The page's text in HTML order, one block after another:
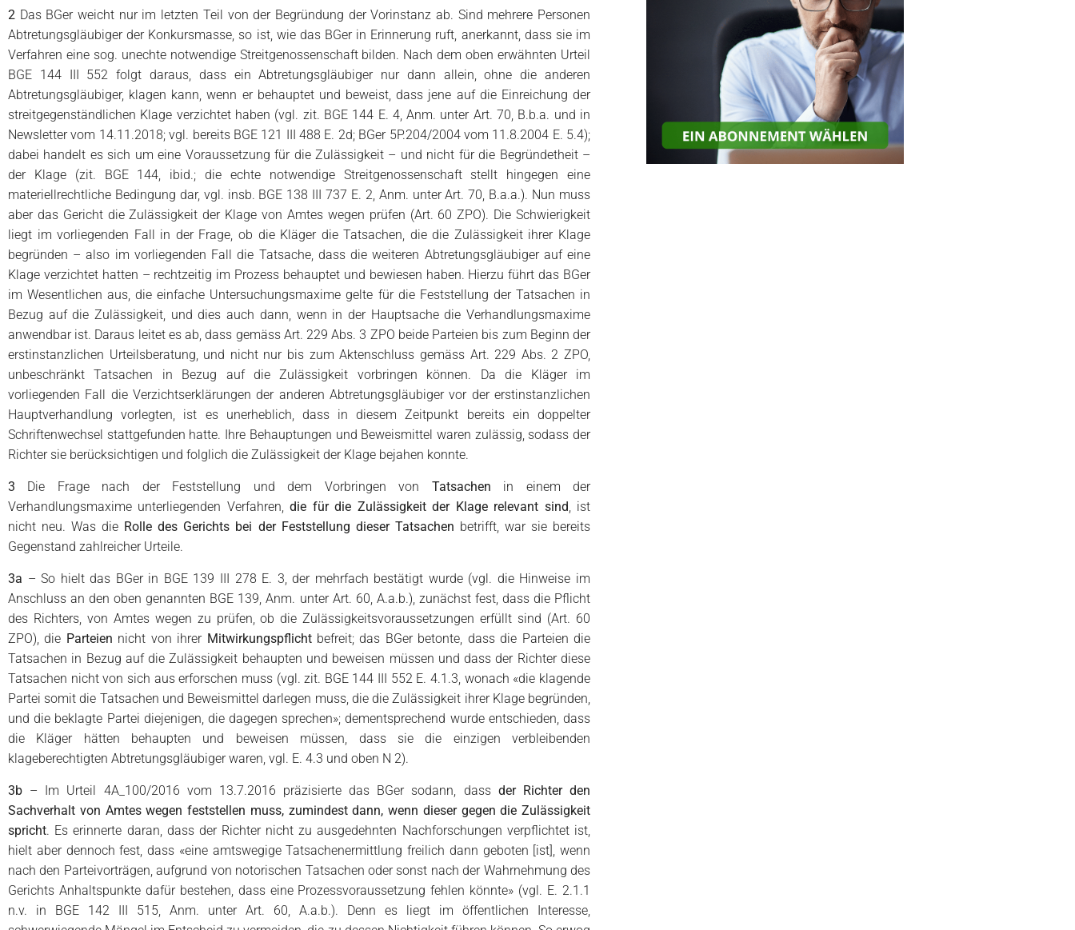
2 Das BGer weicht nur im letzten Teil von der Begründung der Vorinstanz ab. Sind mehrere Personen
Abtretungsgläubiger der Konkursmasse, so ist, wie das BGer in Erinnerung ruft, anerkannt, dass sie im
Verfahren eine sog. unechte notwendige Streitgenossenschaft bilden. Nach dem oben erwähnten Urteil
BGE 144 III 552 folgt daraus, dass ein Abtretungsgläubiger nur dann allein, ohne die anderen
Abtretungsgläubiger, klagen kann, wenn er behauptet und beweist, dass jene auf die Einreichung der
streitgegenständlichen Klage verzichtet haben (vgl. zit. BGE 144 E. 4, Anm. unter Art. 70, B.b.a. und in
Newsletter vom 14.11.2018; vgl. bereits BGE 121 III 488 E. 2d; BGer 5P.204/2004 vom 11.8.2004 E. 5.4);
dabei handelt es sich um eine Voraussetzung für die Zulässigkeit – und nicht für die Begründetheit –
der Klage (zit. BGE 144, ibid.; die echte notwendige Streitgenossenschaft stellt hingegen eine
materiellrechtliche Bedingung dar, vgl. insb. BGE 138 III 737 E. 2, Anm. unter Art. 70, B.a.a.). Nun muss
aber das Gericht die Zulässigkeit der Klage von Amtes wegen prüfen (Art. 60 ZPO). Die Schwierigkeit
liegt im vorliegenden Fall in der Frage, ob die Kläger die Tatsachen, die die Zulässigkeit ihrer Klage
begründen – also im vorliegenden Fall die Tatsache, dass die weiteren Abtretungsgläubiger auf eine
Klage verzichtet hatten – rechtzeitig im Prozess behauptet und bewiesen haben. Hierzu führt das BGer
im Wesentlichen aus, die einfache Untersuchungsmaxime gelte für die Feststellung der Tatsachen in
Bezug auf die Zulässigkeit, und dies auch dann, wenn in der Hauptsache die Verhandlungsmaxime
anwendbar ist. Daraus leitet es ab, dass gemäss Art. 229 Abs. 3 ZPO beide Parteien bis zum Beginn der
erstinstanzlichen Urteilsberatung, und nicht nur bis zum Aktenschluss gemäss Art. 229 Abs. 2 ZPO,
unbeschränkt Tatsachen in Bezug auf die Zulässigkeit vorbringen können. Da die Kläger im
vorliegenden Fall die Verzichtserklärungen der anderen Abtretungsgläubiger vor der erstinstanzlichen
Hauptverhandlung vorlegten, ist es unerheblich, dass in diesem Zeitpunkt bereits ein doppelter
Schriftenwechsel stattgefunden hatte. Ihre Behauptungen und Beweismittel waren zulässig, sodass der
Richter sie berücksichtigen und folglich die Zulässigkeit der Klage bejahen konnte.
3 Die Frage nach der Feststellung und dem Vorbringen von Tatsachen in einem der
Verhandlungsmaxime unterliegenden Verfahren,die für die Zulässigkeit der Klage relevant sind, ist
nicht neu. Was die Rolle des Gerichts bei der Feststellung dieser Tatsachen betrifft, war sie bereits
Gegenstand zahlreicher Urteile.
3a – So hielt das BGer in BGE 139 III 278 E. 3, der mehrfach bestätigt wurde (vgl. die Hinweise im
Anschluss an den oben genannten BGE 139, Anm. unter Art. 60, A.a.b.), zunächst fest, dass die Pflicht
des Richters, von Amtes wegen zu prüfen, ob die Zulässigkeitsvoraussetzungen erfüllt sind (Art. 60
ZPO), die Parteien nicht von ihrer Mitwirkungspflicht befreit; das BGer betonte, dass die Parteien die
Tatsachen in Bezug auf die Zulässigkeit behaupten und beweisen müssen und dass der Richter diese
Tatsachen nicht von sich aus erforschen muss (vgl. zit. BGE 144 III 552 E. 4.1.3, wonach «die klagende
Partei somit die Tatsachen und Beweismittel darlegen muss, die die Zulässigkeit ihrer Klage begründen,
und die beklagte Partei diejenigen, die dagegen sprechen»; dementsprechend wurde entschieden, dass
die Kläger hätten behaupten und beweisen müssen, dass sie die einzigen verbleibenden
klageberechtigten Abtretungsgläubiger waren, vgl. E. 4.3 und oben N 2).
3b – Im Urteil 4A_100/2016 vom 13.7.2016 präzisierte das BGer sodann, dassder Richter den
Sachverhalt von Amtes wegen feststellen muss, zumindest dann, wenn dieser gegen die Zulässigkeit
spricht. Es erinnerte daran, dass der Richter nicht zu ausgedehnten Nachforschungen verpflichtet ist,
hielt aber dennoch fest, dass «eine amtswegige Tatsachenermittlung freilich dann geboten [ist], wenn
nach den Parteivorträgen, aufgrund von notorischen Tatsachen oder sonst nach der Wahrnehmung des
Gerichts Anhaltspunkte dafür bestehen, dass eine Prozessvoraussetzung fehlen könnte» (vgl. E. 2.1.1
n.v. in BGE 142 III 515, Anm. unter Art. 60, A.a.b.). Denn es liegt im öffentlichen Interesse,